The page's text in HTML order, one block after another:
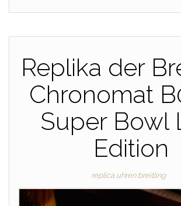
Replika der
Chronomat
Super Bowl
Edition
replica uhren breitling